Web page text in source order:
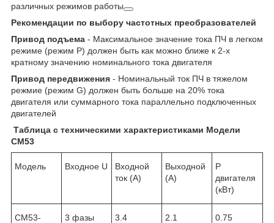
различных режимов работы
Рекомендации по выбору частотных преобразователей
Привод подъема - Максимальное значение тока ПЧ в легком
режиме (режим P) должен быть как можно ближе к 2-х
кратному значению номинального тока двигателя
Привод передвижения - Номинальный ток ПЧ в тяжелом
режмие (режим G) должен быть больше на 20% тока
двигателя или суммарного тока параллельно подключенных
двигателей
Таблица с техническими характеристиками Модели
СМ53
Модель Входное U
Входной
ток (А)
Выходной
(А)
P
двигателя
(кВт)
CM53-
3 фазы
3.4 2.1 0.75